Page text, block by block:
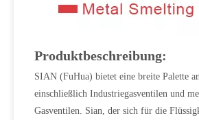
Produktbeschreibung:
SIAN (FuHua) bietet eine breite Palette
einschließlich Industriegasventilen und
Gasventilen. Sian, der sich für die